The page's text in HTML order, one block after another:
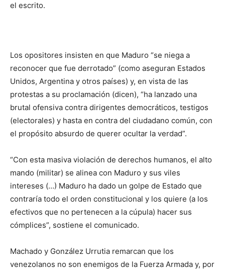
el escrito.
Los opositores insisten en que Maduro “se niega a
reconocer que fue derrotado” (como aseguran Estados
Unidos, Argentina y otros países) y, en vista de las
protestas a su proclamación (dicen), “ha lanzado una
brutal ofensiva contra dirigentes democráticos, testigos
(electorales) y hasta en contra del ciudadano común, con
el propósito absurdo de querer ocultar la verdad”.
“Con esta masiva violación de derechos humanos, el alto
mando (militar) se alinea con Maduro y sus viles
intereses (…) Maduro ha dado un golpe de Estado que
contraría todo el orden constitucional y los quiere (a los
efectivos que no pertenecen a la cúpula) hacer sus
cómplices”, sostiene el comunicado.
Machado y González Urrutia remarcan que los
venezolanos no son enemigos de la Fuerza Armada y, por